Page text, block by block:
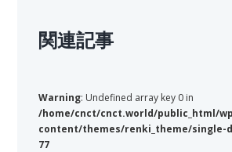
関連記事
Warning: Undefined array key 0 in
/home/cnct/cnct.world/public_html/
content/themes/renki_theme/single-
77